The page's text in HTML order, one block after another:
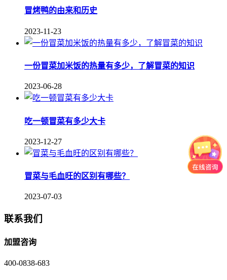
冒烤鸭的由来和历史
2023-11-23
一份冒菜加米饭的热量有多少，了解冒菜的知识
2023-06-28
吃一顿冒菜有多少大卡
2023-12-27
冒菜与毛血旺的区别有哪些？
2023-07-03
联系我们
加盟咨询
400-0838-683